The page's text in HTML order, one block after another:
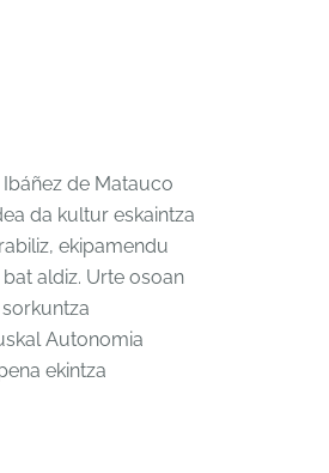
de Matauco
da kultur eskaintza
ekipamendu
aldiz. Urte osoan
Autonomia
ekintza